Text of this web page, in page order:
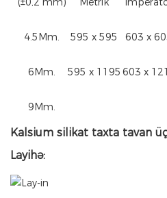
4.5Mm. 595 x 595 603 x
6Mm. 595 x 1195 603 x
9Mm.
Kalsium silikat taxta tavan
Layihə: